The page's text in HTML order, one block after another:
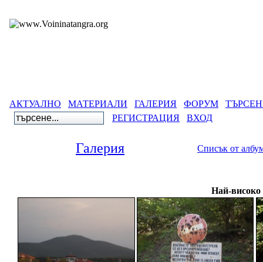
АКТУАЛНО МАТЕРИАЛИ ГАЛЕРИЯ ФОРУМ
РЕГИСТРАЦИЯ
ВХОД
Галерия Списък от
Най-